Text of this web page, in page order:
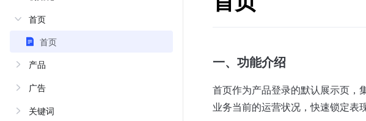
首页
首页
产品
广告
关键词
一、功能介绍
首页作为产品登录的默认展示页，
业务当前的运营状况，快速锁定表